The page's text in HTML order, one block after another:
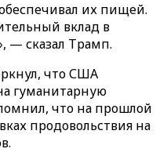
их пищей.
вклад в
— сказал Трамп.
что США
гуманитарную
что на прошлой
продовольствия на